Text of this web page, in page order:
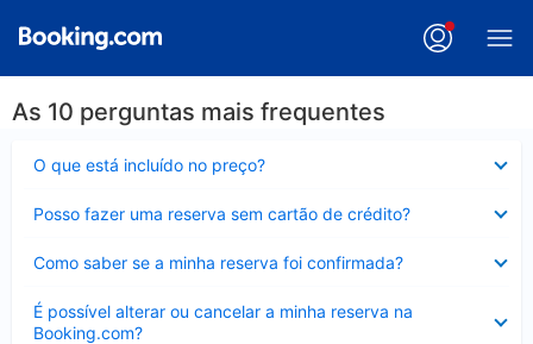
As 10 perguntas mais frequentes
O que está incluído no preço?
Posso fazer uma reserva sem cartão de crédito?
Como saber se a minha reserva foi confirmada?
É possível alterar ou cancelar a minha reserva na
Booking.com?
Contraído